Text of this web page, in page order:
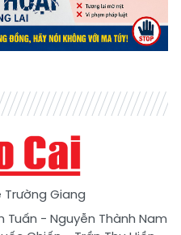
Trường Giang
Tuấn - Nguyễn Thành Nam